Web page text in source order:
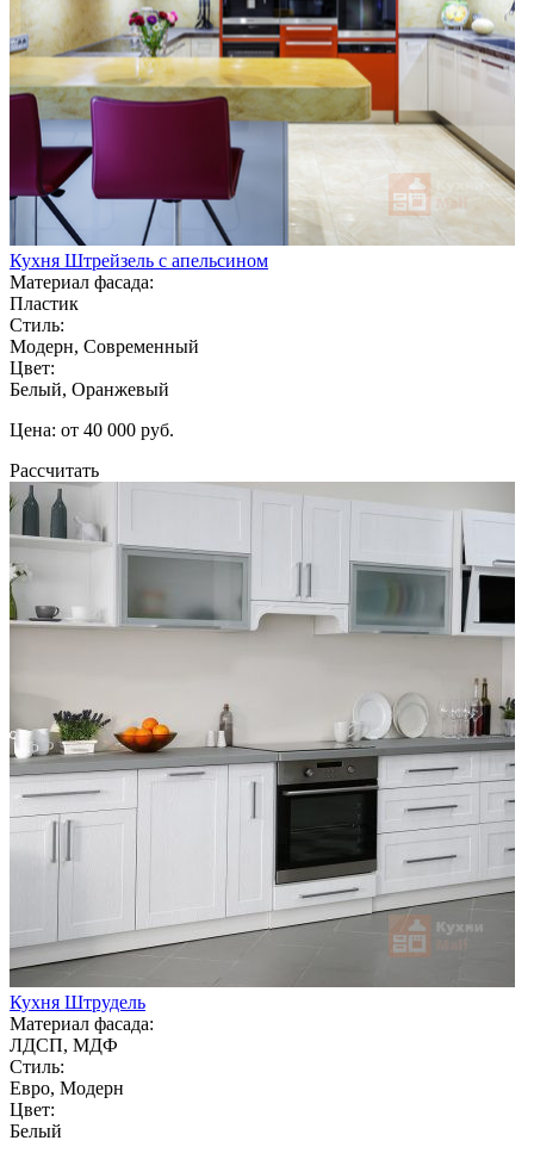
Кухня Штрейзель с апельсином
Материал фасада:
Пластик
Стиль:
Модерн, Современный
Цвет:
Белый, Оранжевый
Цена: от 40 000 руб.
Рассчитать
Кухня Штрудель
Материал фасада:
ЛДСП, МДФ
Стиль:
Евро, Модерн
Цвет:
Белый